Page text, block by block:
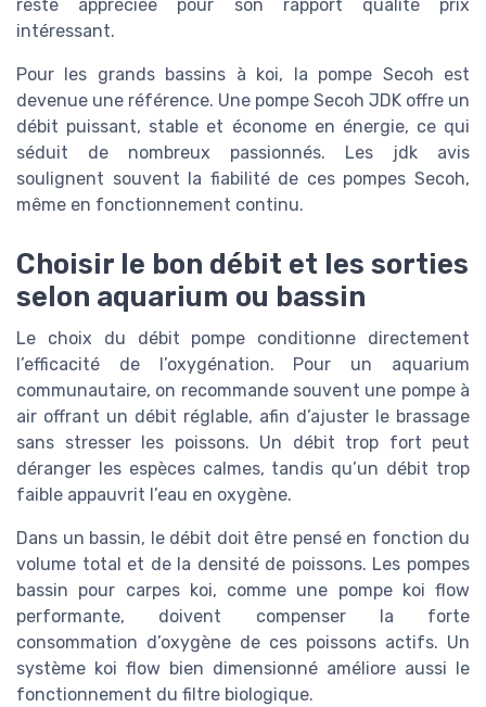
reste appréciée pour son rapport qualité prix
intéressant.
Pour les grands bassins à koi, la pompe Secoh est
devenue une référence. Une pompe Secoh JDK offre un
débit puissant, stable et économe en énergie, ce qui
séduit de nombreux passionnés. Les jdk avis
soulignent souvent la fiabilité de ces pompes Secoh,
même en fonctionnement continu.
Choisir le bon débit et les sorties
selon aquarium ou bassin
Le choix du débit pompe conditionne directement
l’efficacité de l’oxygénation. Pour un aquarium
communautaire, on recommande souvent une pompe à
air offrant un débit réglable, afin d’ajuster le brassage
sans stresser les poissons. Un débit trop fort peut
déranger les espèces calmes, tandis qu’un débit trop
faible appauvrit l’eau en oxygène.
Dans un bassin, le débit doit être pensé en fonction du
volume total et de la densité de poissons. Les pompes
bassin pour carpes koi, comme une pompe koi flow
performante, doivent compenser la forte
consommation d’oxygène de ces poissons actifs. Un
système koi flow bien dimensionné améliore aussi le
fonctionnement du filtre biologique.